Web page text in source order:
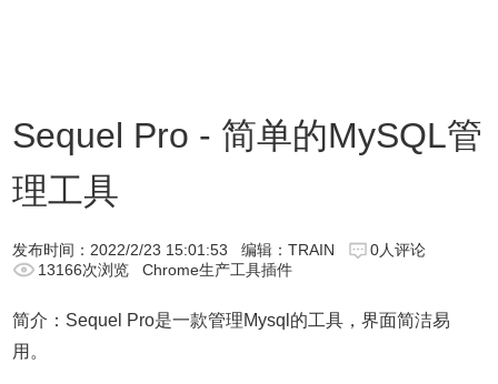
Sequel Pro - 简单的MySQL管
理工具
发布时间： 2022/2/23 15:01:53 编辑：TRAIN
0人评论
13166次浏览
Chrome生产工具插件
简介：Sequel Pro是一款管理Mysql的工具，界面简洁易
用。